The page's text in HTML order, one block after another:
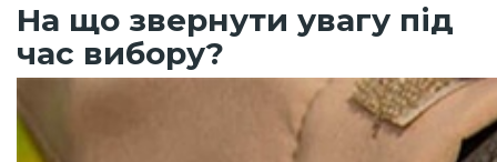
На що звернути увагу під
час вибору?